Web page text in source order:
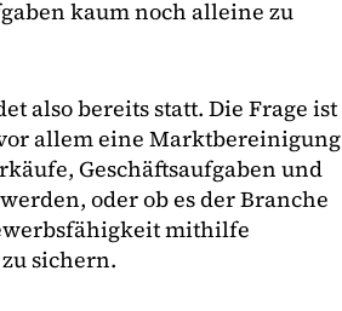
kaum noch alleine zu
also bereits statt. Die Frage ist
allem eine Marktbereinigung
Geschäftsaufgaben und
oder ob es der Branche
mithilfe
sichern.